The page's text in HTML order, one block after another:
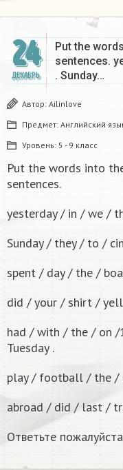
24
ДЕКАБРЬ
Put the
sentences.
. Sunday…
Автор: Ailinlove
Предмет: Английский
Уровень: 5 - 9 класс
Put the words into
sentences.
yesterday / in / we /
Sunday / they / to /
spent / day / the /
did / your / shirt /
had / with / the / on
Tuesday .
play / football / the /
abroad / did / last /
Ответьте пожалуйста